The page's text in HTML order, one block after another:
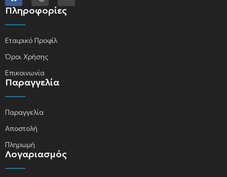
Πληροφορίες
Εταιρικό Προφίλ
Όροι Χρήσης
Επικοινωνία
Παραγγελία
Παραγγελία
Αποστολή
Πληρωμή
Λογαριασμός